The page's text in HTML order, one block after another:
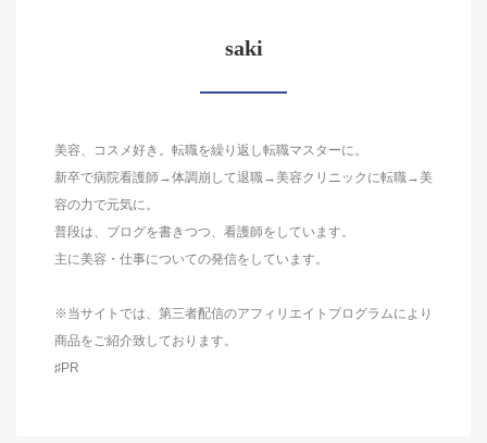
saki
美容、コスメ好き。転職を繰り返し転職マスターに。
新卒で病院看護師→体調崩して退職→美容クリニックに転職→美
容の力で元気に。
普段は、ブログを書きつつ、看護師をしています。
主に美容・仕事についての発信をしています。
※当サイトでは、第三者配信のアフィリエイトプログラムにより
商品をご紹介致しております。
♯PR